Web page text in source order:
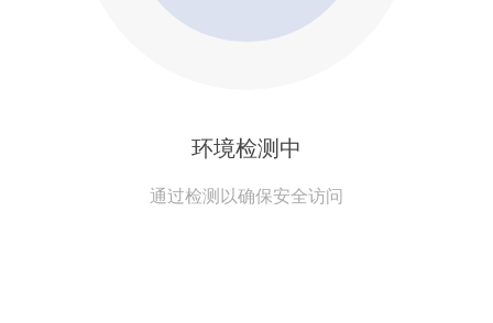
环境检测中
通过检测以确保安全访问